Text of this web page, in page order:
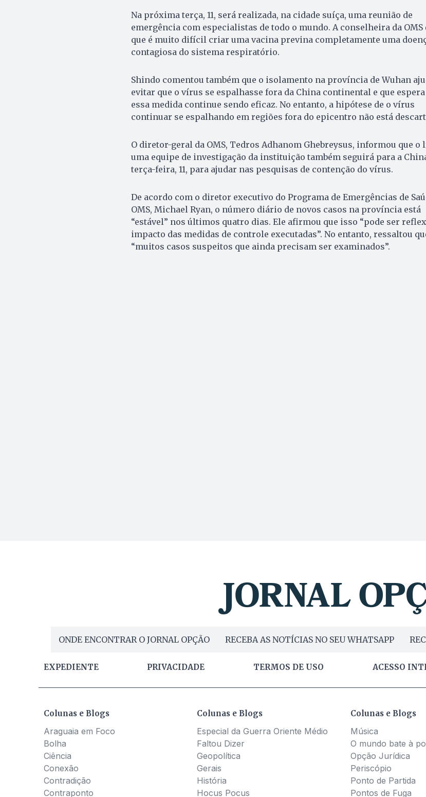
Na próxima terça, 11, será realizada, na cidade suíça, uma reunião de
emergência com especialistas de todo o mundo. A conselheira da OMS
que é muito difícil criar uma vacina previna completamente uma
contagiosa do sistema respiratório.
Shindo comentou também que o isolamento na província de Wuhan
evitar que o vírus se espalhasse fora da China continental e que espera
essa medida continue sendo eficaz. No entanto, a hipótese de o vírus
continuar se espalhando em regiões fora do epicentro não está
O diretor-geral da OMS, Tedros Adhanom Ghebreysus, informou que o
uma equipe de investigação da instituição também seguirá para a
terça-feira, 11, para ajudar nas pesquisas de contenção do vírus.
De acordo com o diretor executivo do Programa de Emergências de
OMS, Michael Ryan, o número diário de novos casos na província está
“estável” nos últimos quatro dias. Ele afirmou que isso “pode ser
impacto das medidas de controle executadas”. No entanto, ressaltou
“muitos casos suspeitos que ainda precisam ser examinados”.
ONDE ENCONTRAR O JORNAL OPÇÃO RECEBA AS NOTÍCIAS NO SEU WHATSAPP
EXPEDIENTE PRIVACIDADE TERMOS DE USO ACESSO
Colunas e Blogs
Araguaia em Foco
Bolha
Ciência
Conexão
Contradição
Contraponto
Colunas e Blogs
Especial da Guerra Oriente Médio
Faltou Dizer
Geopolítica
Gerais
História
Hocus Pocus
Colunas e Blogs
Música
O mundo bate à
Opção Jurídica
Periscópio
Ponto de Partida
Pontos de Fuga